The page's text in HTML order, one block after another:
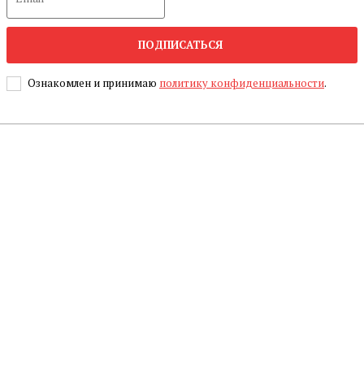
ПОДПИСАТЬСЯ
Ознакомлен и принимаю политику конфиденциальности.